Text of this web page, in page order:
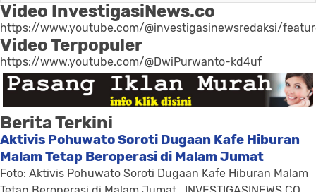
Video InvestigasiNews.co
https://www.youtube.com/@investigasinewsredaksi/
Video Terpopuler
https://www.youtube.com/@DwiPurwanto-kd4uf
Berita Terkini
Aktivis Pohuwato Soroti Dugaan Kafe Hiburan
Malam Tetap Beroperasi di Malam Jumat
Foto: Aktivis Pohuwato Soroti Dugaan Kafe Hiburan Malam